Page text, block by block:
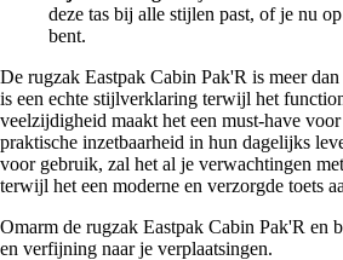
deze tas bij alle stijlen past, of je nu
bent.
De rugzak Eastpak Cabin Pak'R is meer
is een echte stijlverklaring terwijl het
veelzijdigheid maakt het een must-have
praktische inzetbaarheid in hun dagelijks
voor gebruik, zal het al je verwachtingen
terwijl het een moderne en verzorgde toets
Omarm de rugzak Eastpak Cabin Pak'R en
en verfijning naar je verplaatsingen.